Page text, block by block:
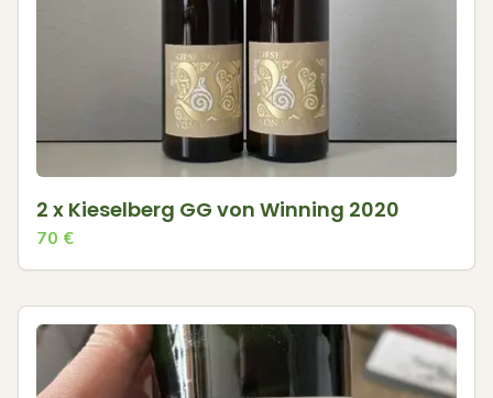
2 x Kieselberg GG von Winning 2020
70 €